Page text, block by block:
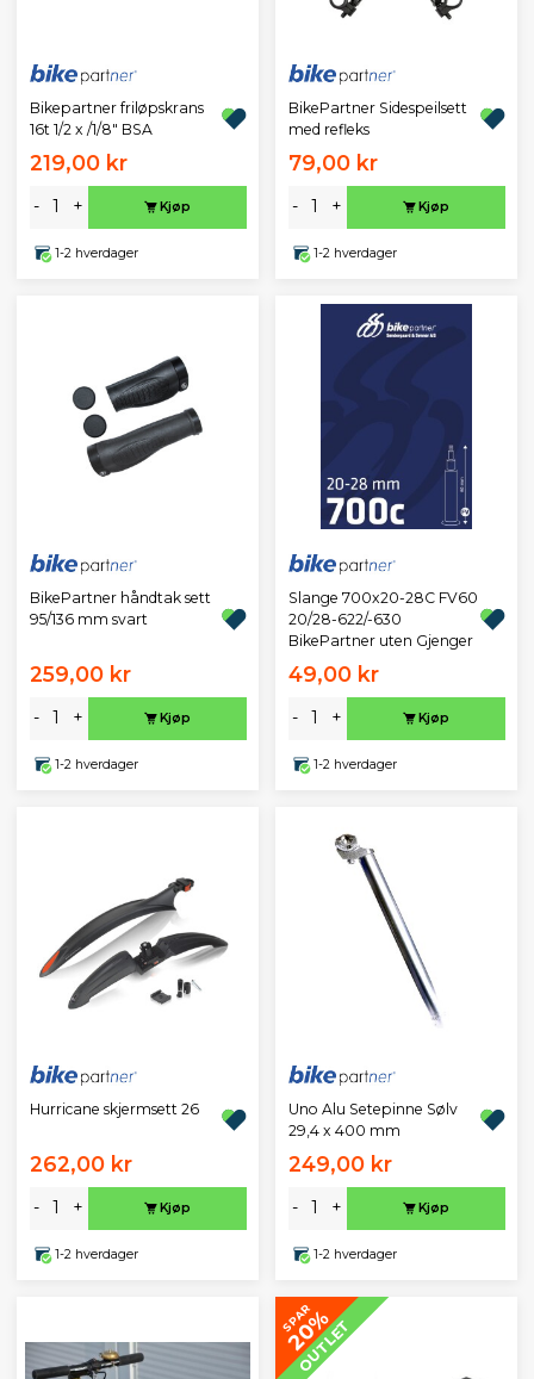
Bikepartner friløpskrans
16t 1/2 x /1/8" BSA
219,00 kr
- + Kjøp
1-2 hverdager
BikePartner Sidespeilsett
med refleks
79,00 kr
- + Kjøp
1-2 hverdager
BikePartner håndtak sett
95/136 mm svart
259,00 kr
- + Kjøp
1-2 hverdager
Slange 700x20-28C FV60
20/28-622/-630
BikePartner uten Gjenger
49,00 kr
- + Kjøp
1-2 hverdager
Hurricane skjermsett 26
262,00 kr
- + Kjøp
1-2 hverdager
Uno Alu Setepinne Sølv
29,4 x 400 mm
249,00 kr
- + Kjøp
1-2 hverdager
SPAR
20%
OUTLET